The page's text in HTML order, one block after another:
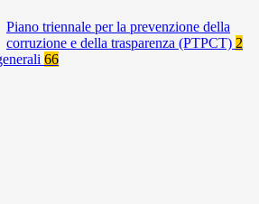
Piano triennale per la prevenzione della
corruzione e della trasparenza (PTPCT) 2
66